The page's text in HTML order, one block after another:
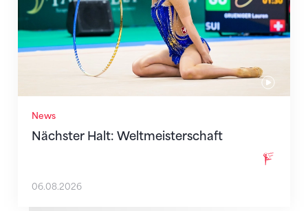
News
Nächster Halt: Weltmeisterschaft
06.08.2026